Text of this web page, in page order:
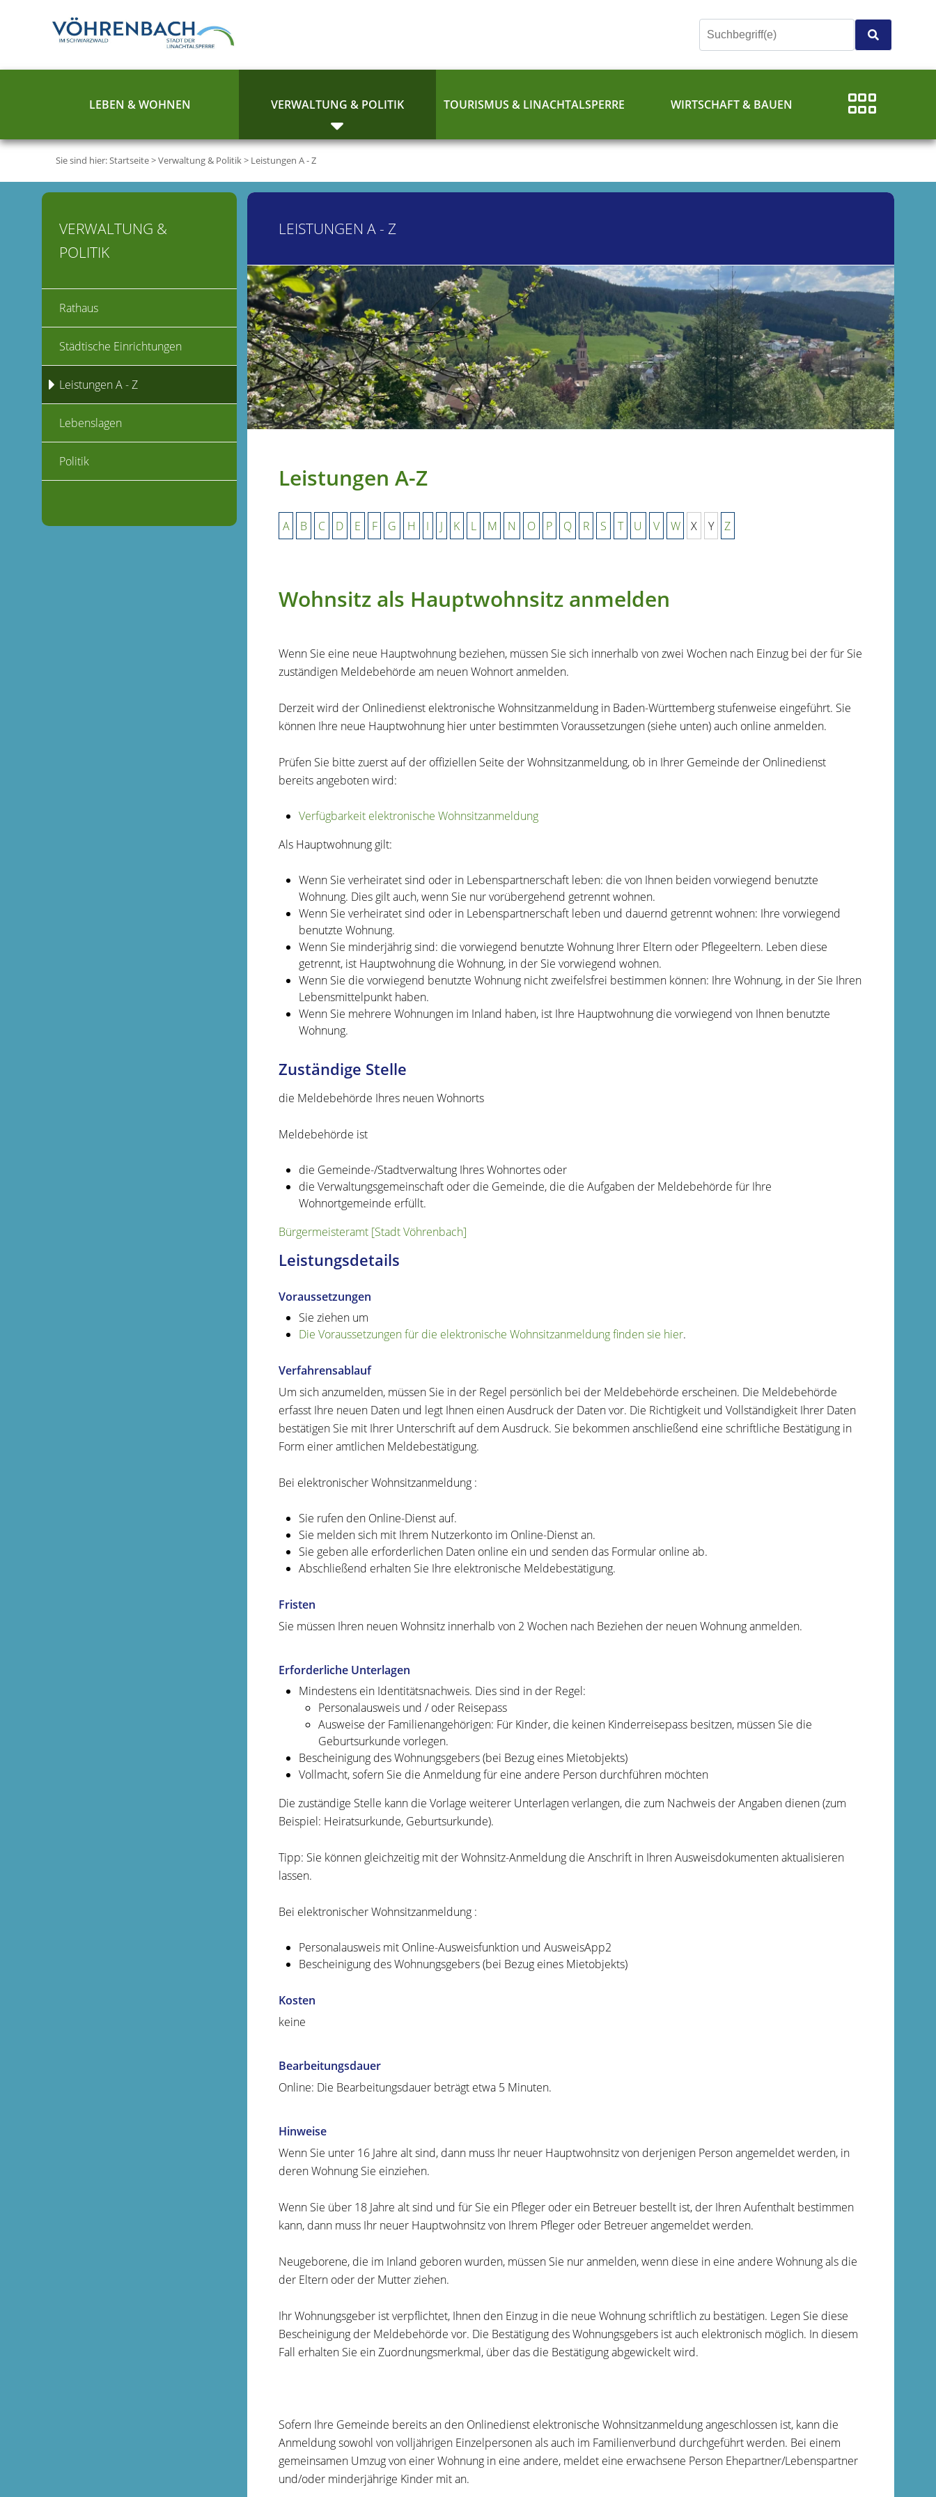
LEBEN & WOHNEN VERWALTUNG & POLITIK TOURISMUS & LINACHTALSPERRE WIRTSCHAFT & BAUEN
Sie sind hier:Startseite>Verwaltung & Politik> Leistungen A - Z
LEISTUNGEN A - Z
Leistungen A-Z
A B C D E F G H I J K L M N O P Q R S T U V W X Y Z
Wohnsitz als Hauptwohnsitz anmelden
Wenn Sie eine neue Hauptwohnung beziehen, müssen Sie sich innerhalb von zwei Wochen nach Einzug bei der für Sie
zuständigen Meldebehörde am neuen Wohnort anmelden.
Derzeit wird der Onlinedienst elektronische Wohnsitzanmeldung in Baden-Württemberg stufenweise eingeführt. Sie
können Ihre neue Hauptwohnung hier unter bestimmten Voraussetzungen (siehe unten) auch online anmelden.
Prüfen Sie bitte zuerst auf der offiziellen Seite der Wohnsitzanmeldung, ob in Ihrer Gemeinde der Onlinedienst
bereits angeboten wird:
Verfügbarkeit elektronische Wohnsitzanmeldung
Als Hauptwohnung gilt:
Wenn Sie verheiratet sind oder in Lebenspartnerschaft leben: die von Ihnen beiden vorwiegend benutzte
Wohnung. Dies gilt auch, wenn Sie nur vorübergehend getrennt wohnen.
Wenn Sie verheiratet sind oder in Lebenspartnerschaft leben und dauernd getrennt wohnen: Ihre vorwiegend
benutzte Wohnung.
Wenn Sie minderjährig sind: die vorwiegend benutzte Wohnung Ihrer Eltern oder Pflegeeltern. Leben diese
getrennt, ist Hauptwohnung die Wohnung, in der Sie vorwiegend wohnen.
Wenn Sie die vorwiegend benutzte Wohnung nicht zweifelsfrei bestimmen können: Ihre Wohnung, in der Sie Ihren
Lebensmittelpunkt haben.
Wenn Sie mehrere Wohnungen im Inland haben, ist Ihre Hauptwohnung die vorwiegend von Ihnen benutzte
Wohnung.
Zuständige Stelle
die Meldebehörde Ihres neuen Wohnorts
Meldebehörde ist
die Gemeinde-/Stadtverwaltung Ihres Wohnortes oder
die Verwaltungsgemeinschaft oder die Gemeinde, die die Aufgaben der Meldebehörde für Ihre
Wohnortgemeinde erfüllt.
Bürgermeisteramt [Stadt Vöhrenbach]
Leistungsdetails
Voraussetzungen
Sie ziehen um
Die Voraussetzungen für die elektronische Wohnsitzanmeldung finden sie hier.
Verfahrensablauf
Um sich anzumelden, müssen Sie in der Regel persönlich bei der Meldebehörde erscheinen. Die Meldebehörde
erfasst Ihre neuen Daten und legt Ihnen einen Ausdruck der Daten vor. Die Richtigkeit und Vollständigkeit Ihrer Daten
bestätigen Sie mit Ihrer Unterschrift auf dem Ausdruck. Sie bekommen anschließend eine schriftliche Bestätigung in
Form einer amtlichen Meldebestätigung.
Bei elektronischer Wohnsitzanmeldung :
Sie rufen den Online-Dienst auf.
Sie melden sich mit Ihrem Nutzerkonto im Online-Dienst an.
Sie geben alle erforderlichen Daten online ein und senden das Formular online ab.
Abschließend erhalten Sie Ihre elektronische Meldebestätigung.
Fristen
Sie müssen Ihren neuen Wohnsitz innerhalb von 2 Wochen nach Beziehen der neuen Wohnung anmelden.
Erforderliche Unterlagen
Mindestens ein Identitätsnachweis. Dies sind in der Regel:
Personalausweis und / oder Reisepass
Ausweise der Familienangehörigen: Für Kinder, die keinen Kinderreisepass besitzen, müssen Sie die
Geburtsurkunde vorlegen.
Bescheinigung des Wohnungsgebers (bei Bezug eines Mietobjekts)
Vollmacht, sofern Sie die Anmeldung für eine andere Person durchführen möchten
Die zuständige Stelle kann die Vorlage weiterer Unterlagen verlangen, die zum Nachweis der Angaben dienen (zum
Beispiel: Heiratsurkunde, Geburtsurkunde).
Tipp: Sie können gleichzeitig mit der Wohnsitz-Anmeldung die Anschrift in Ihren Ausweisdokumenten aktualisieren
lassen.
Bei elektronischer Wohnsitzanmeldung :
Personalausweis mit Online-Ausweisfunktion und AusweisApp2
Bescheinigung des Wohnungsgebers (bei Bezug eines Mietobjekts)
Kosten
keine
Bearbeitungsdauer
Online: Die Bearbeitungsdauer beträgt etwa 5 Minuten.
Hinweise
Wenn Sie unter 16 Jahre alt sind, dann muss Ihr neuer Hauptwohnsitz von derjenigen Person angemeldet werden, in
deren Wohnung Sie einziehen.
Wenn Sie über 18 Jahre alt sind und für Sie ein Pfleger oder ein Betreuer bestellt ist, der Ihren Aufenthalt bestimmen
kann, dann muss Ihr neuer Hauptwohnsitz von Ihrem Pfleger oder Betreuer angemeldet werden.
Neugeborene, die im Inland geboren wurden, müssen Sie nur anmelden, wenn diese in eine andere Wohnung als die
der Eltern oder der Mutter ziehen.
Ihr Wohnungsgeber ist verpflichtet, Ihnen den Einzug in die neue Wohnung schriftlich zu bestätigen. Legen Sie diese
Bescheinigung der Meldebehörde vor. Die Bestätigung des Wohnungsgebers ist auch elektronisch möglich. In diesem
Fall erhalten Sie ein Zuordnungsmerkmal, über das die Bestätigung abgewickelt wird.
Sofern Ihre Gemeinde bereits an den Onlinedienst elektronische Wohnsitzanmeldung angeschlossen ist, kann die
Anmeldungsowohl von volljährigen Einzelpersonen als auch im Familienverbund durchgeführt werden. Bei einem
gemeinsamen Umzug von einer Wohnung in eine andere, meldet eine erwachsene Person Ehepartner/Lebenspartner
und/oder minderjährige Kinder mit an.
VERWALTUNG &
POLITIK
Rathaus
Städtische Einrichtungen
Leistungen A - Z
Lebenslagen
Politik